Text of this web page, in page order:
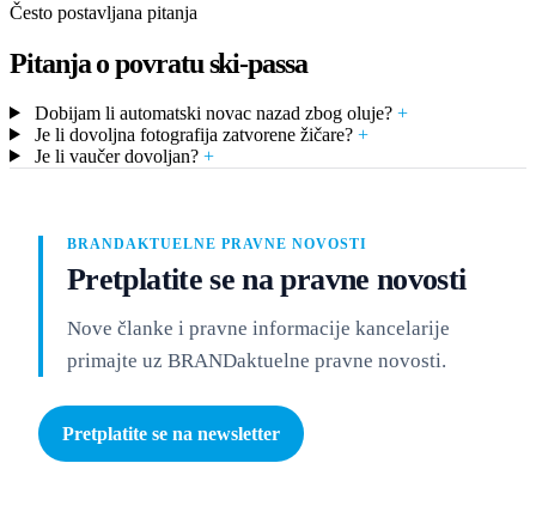
Često postavljana pitanja
Pitanja o povratu ski-passa
Dobijam li automatski novac nazad zbog oluje? +
Je li dovoljna fotografija zatvorene žičare? +
Je li vaučer dovoljan? +
BRANDAKTUELNE PRAVNE NOVOSTI
Pretplatite se na pravne novosti
Nove članke i pravne informacije kancelarije
primajte uz BRANDaktuelne pravne novosti.
Pretplatite se na newsletter